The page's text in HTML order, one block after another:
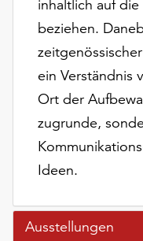
inhaltlich auf
beziehen.
ein Verständnis
Ort der
zugrunde,
Ideen.
Ausstellungen